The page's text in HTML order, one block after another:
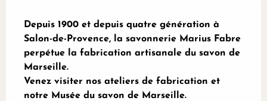
Depuis 1900 et depuis quatre génération à
Salon-de-Provence, la savonnerie Marius Fabre
perpétue la fabrication artisanale du savon de
Marseille.
Venez visiter nos ateliers de fabrication et
notre Musée du savon de Marseille.